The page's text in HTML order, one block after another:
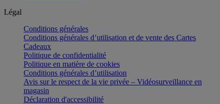
Légal
Conditions générales
Conditions générales d’utilisation et de vente des Cartes
Cadeaux
Politique de confidentialité
Politique en matière de cookies
Conditions générales d’utilisation
Avis sur le respect de la vie privée – Vidéosurveillance en
magasin
Déclaration d'accessibilité